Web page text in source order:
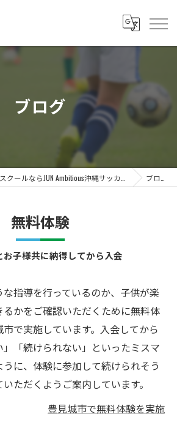
ブログ
ブログ
無料体験
お子様共に納得してから入会
指導を行っているのか、子供が楽
るかをご確認いただくために無料体
で実施しています。入会してから
」「続けられない」といったミスマ
に、体験に参加して続けられそう
ただくようご案内しています。
豊見城市で無料体験を実施